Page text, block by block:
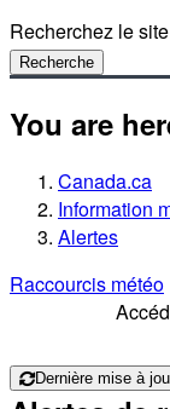
Recherchez le
Recherche
You are
Canada.ca
Information
Alertes
Raccourcis météo
Dernière mise à